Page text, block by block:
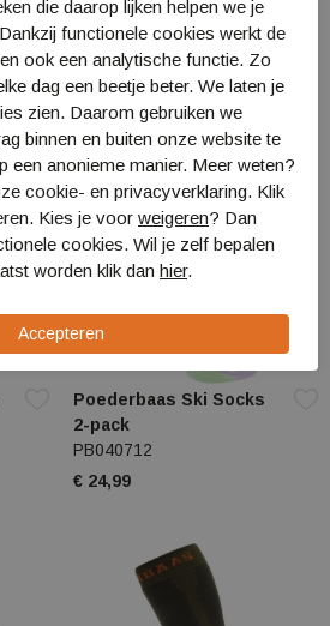
€ 24,99
Poederbaas Ski Socks
2-pack
PB040712
€ 24,99
die daarop lijken helpen we je
functionele cookies werkt de
ook een analytische functie. Zo
dag een beetje beter. We laten je
zien. Daarom gebruiken we
binnen en buiten onze website te
een anonieme manier. Meer weten?
cookie- en privacyverklaring. Klik
Kies je voor weigeren? Dan
cookies. Wil je zelf bepalen
worden klik dan hier.